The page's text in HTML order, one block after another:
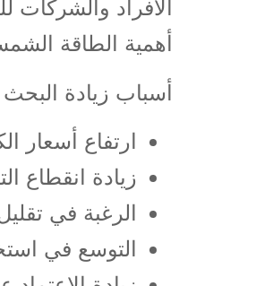
الأفراد والشركات
أهمية الطاقة
أسباب زيادة
ارتفاع أسعار
زيادة انقطاع
الرغبة في
التوسع في